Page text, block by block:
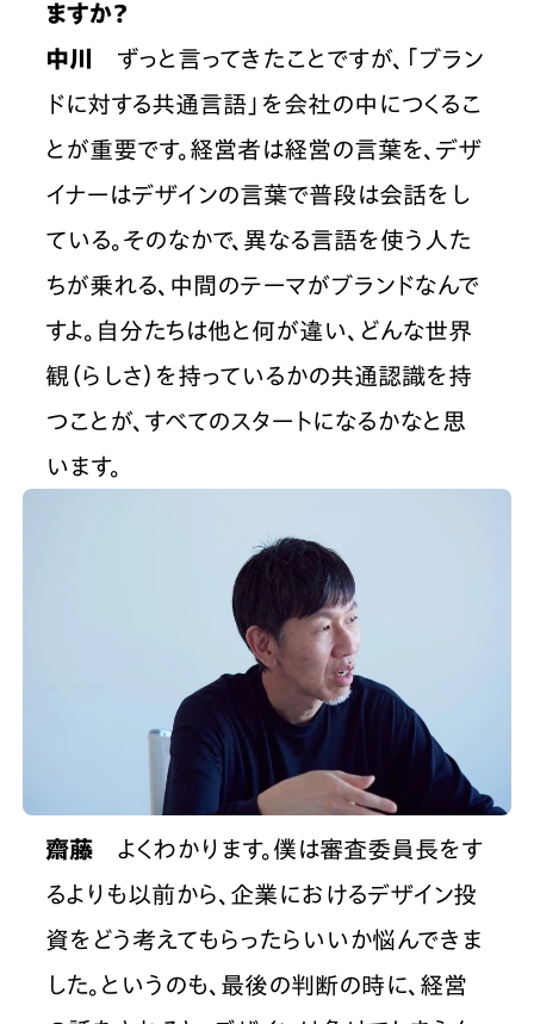
ますか？
中川
ずっと言ってきたことですが、「ブラン
ドに対する共通言語」を会社の中につくるこ
とが重要です。経営者は経営の言葉を、デザ
イナーはデザインの言葉で普段は会話をし
ている。そのなかで、異なる言語を使う人た
ちが乗れる、中間のテーマがブランドなんで
すよ。自分たちは他と何が違い、どんな世界
観（らしさ）を持っているかの共通認識を持
つことが、すべてのスタートになるかなと思
います。
齋藤 よくわかります。僕は審査委員長をす
るよりも以前から、企業におけるデザイン投
資をどう考えてもらったらいいか悩んできま
した。というのも、最後の判断の時に、経営